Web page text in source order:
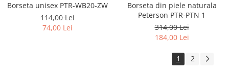
Borseta unisex PTR-WB20-ZW
114,00 Lei
74,00 Lei
Borseta din piele naturala
Peterson PTR-PTN 1
314,00 Lei
184,00 Lei
1 2